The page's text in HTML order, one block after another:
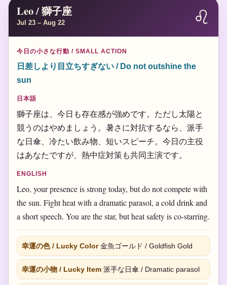
Leo / 獅子座
Jul 23 – Aug 22 ♌
今日の小さな行動 / SMALL ACTION
日差しより目立ちすぎない / Do not outshine the
sun
日本語
獅子座は、今日も存在感が強めです。ただし太陽と
競うのはやめましょう。暑さに対抗するなら、派手
な日傘、冷たい飲み物、短いスピーチ。今日の主役
はあなたですが、熱中症対策も共同主演です。
ENGLISH
Leo, your presence is strong today, but do not compete with
the sun. Fight heat with a dramatic parasol, a cold drink and
a short speech. You are the star, but heat safety is co-starring.
幸運の色 / Lucky Color金魚ゴールド / Goldfish Gold
幸運の小物 / Lucky Item派手な日傘 / Dramatic parasol